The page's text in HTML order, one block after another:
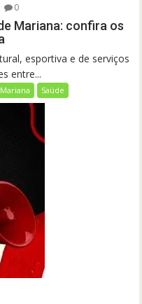
0
Mariana: confira os
esportiva e de serviços
entre...
Mariana Saúde